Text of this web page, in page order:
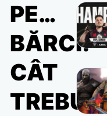
PE…
BĂRCI!
CÂT
TREBUIE